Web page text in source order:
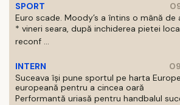
SPORT
Euro scade. Moody’s a întins o mână de
* vineri seara, după inchiderea pietei
reconf ...
INTERN
Suceava își pune sportul pe harta
europeană pentru a cincea oară
Performantă uriasă pentru handbalul